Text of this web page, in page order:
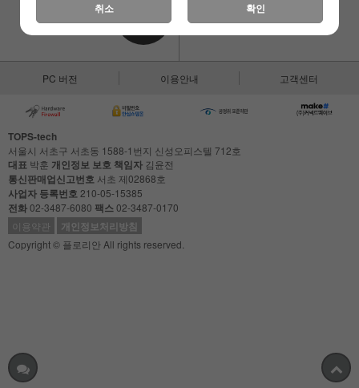
연결하기
PC 버전 이용안내 고객센터
TOPS-tech
서울시 서초구 서초동 1588-1번지 신성오피스텔 712호
대표 박훈 개인정보 보호 책임자 김윤전
통신판매업신고번호 서초 제02868호
사업자 등록번호 210-05-15385
전화02-3487-6080 팩스02-3487-0170
이용약관
개인정보처리방침
Copyright © 플로리안 All rights reserved.
취소 확인